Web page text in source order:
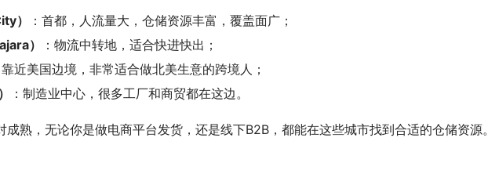
）
：首都，人流量大，仓储资源丰富，覆盖面广；
）
：物流中转地，适合快进快出；
靠近美国边境，非常适合做北美生意的跨境人；
：制造业中心，很多工厂和商贸都在这边。
熟，无论你是做电商平台发货，还是线下B2B，都能在这些城市找到合适的仓储资源。